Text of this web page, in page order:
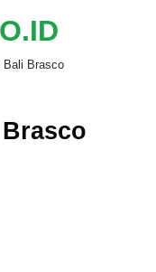
Bali Brasco